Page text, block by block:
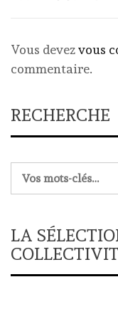
Vous devezvous
commentaire.
RECHERCHE
LA